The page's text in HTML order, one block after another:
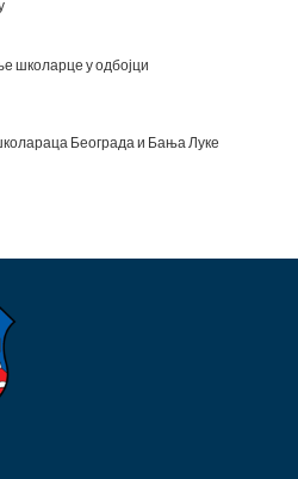
школарце у одбојци
Београда и Бања Луке